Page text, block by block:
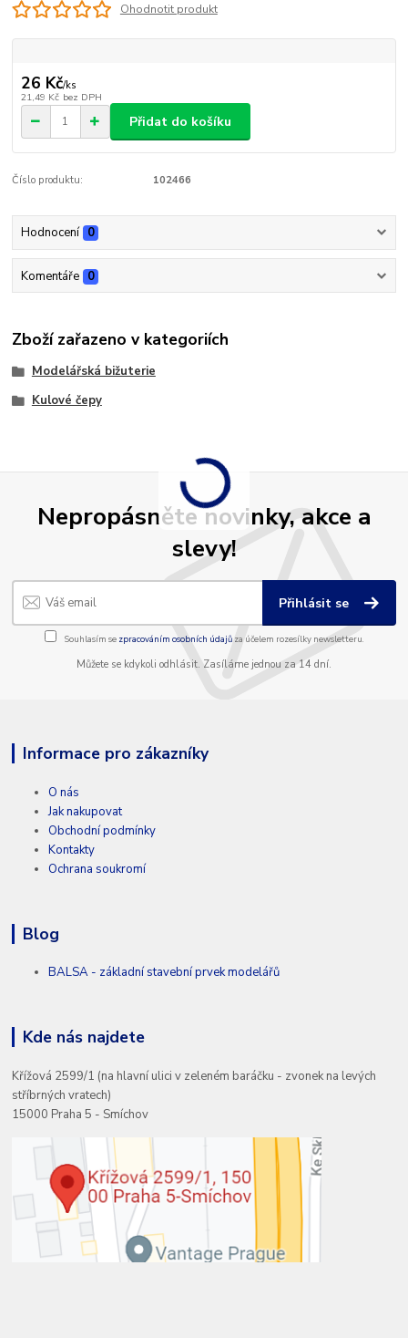
Ohodnotit produkt
26 Kč/ks
21,49 Kč bez DPH
Přidat do košíku
Číslo produktu: 102466
Hodnocení 0
Komentáře 0
Zboží zařazeno v kategoriích
Modelářská bižuterie
Kulové čepy
Nepropásněte novinky, akce a
slevy!
Přihlásit se
Souhlasím se zpracováním osobních údajůza účelem rozesílky newsletteru.
Můžete se kdykoli odhlásit. Zasíláme jednou za 14 dní.
Informace pro zákazníky
O nás
Jak nakupovat
Obchodní podmínky
Kontakty
Ochrana soukromí
Blog
BALSA - základní stavební prvek modelářů
Kde nás najdete
Křížová 2599/1 (na hlavní ulici v zeleném baráčku - zvonek na levých
stříbrných vratech)
15000 Praha 5 - Smíchov